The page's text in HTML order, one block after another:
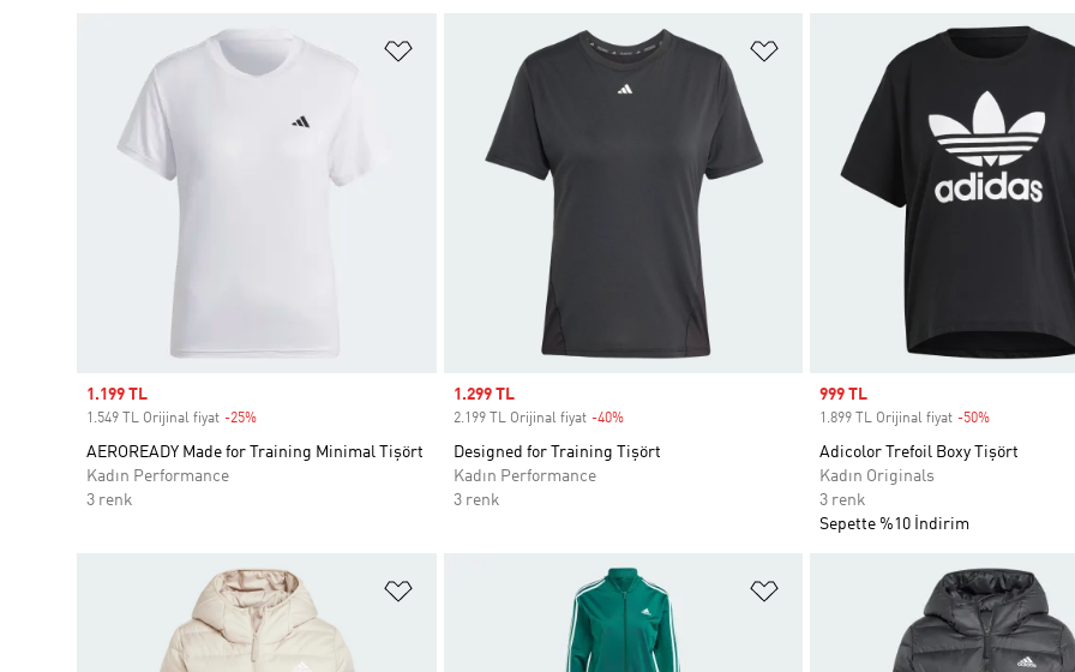
Favori Listesine Ekle
Sale price
1.199 TL
1.549 TL Orijinal fiyat -25%
AEROREADY Made for Training Minimal Tişört
Kadın Performance
3 renk
Favori Listesine Ekle
Sale price
1.299 TL
2.199 TL Orijinal fiyat -40%Discount
Designed for Training Tişört
Kadın Performance
3 renk
Sale price
999 TL
1.899 TL Orijinal fiyat -50%
Adicolor Trefoil Boxy Tişört
Kadın Originals
3 renk
Sepette %10 İndirim
Favori Listesine Ekle Favori Listesine Ekle